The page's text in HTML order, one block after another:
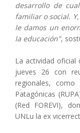
desarrollo de
familiar o social.
le damos un
la educación",
La actividad
jueves 26 con
regionales,
Patagónicas
(Red FOREVI),
UNLu la ex